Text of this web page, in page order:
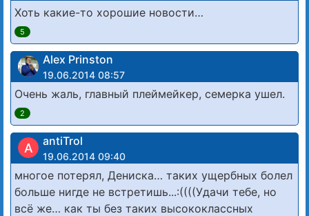
Хоть какие-то хорошие новости…
5
Alex Prinston
19.06.2014 08:57
Очень жаль, главный плеймейкер, семерка ушел.
2
A antiTrol
19.06.2014 09:40
многое потерял, Дениска… таких ущербных болел
больше нигде не встретишь...:((((Удачи тебе, но
всё же… как ты без таких высококлассных